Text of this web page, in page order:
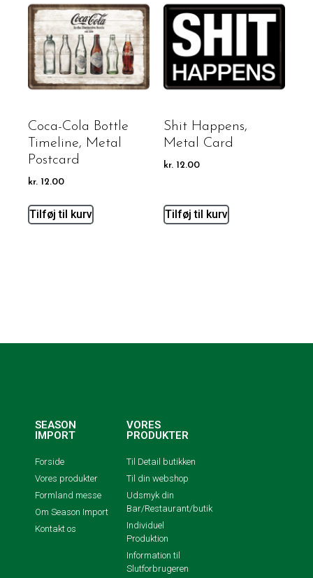
Coca-Cola Bottle
Timeline, Metal
Postcard
kr. 12.00
Tilføj til kurv
Shit Happens,
Metal Card
kr. 12.00
Tilføj til kurv
SEASON
IMPORT
Forside
Vores produkter
Formland messe
Om Season Import
Kontakt os
VORES
PRODUKTER
Til Detail butikken
Til din webshop
Udsmyk din
Bar/Restaurant/butik
Individuel
Produktion
Information til
Slutforbrugeren